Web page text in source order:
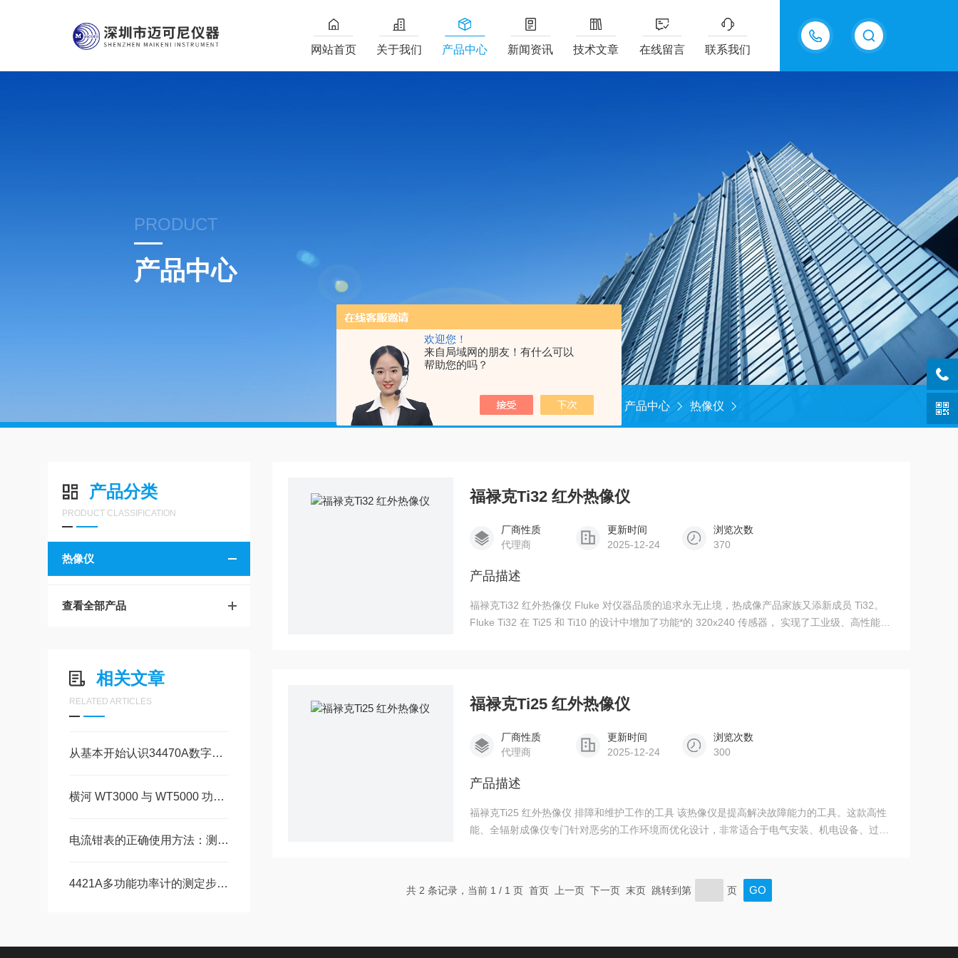
欢迎您！
来自局域网的朋友！有什么可以
帮助您的吗？
13826505971
网站首页 关于我们 产品中心 新闻资讯 技术文章 在线留言 联系我们
PRODUCT
产品中心
当前位置： 产品中心 热像仪
产品分类
PRODUCT CLASSIFICATION
热像仪
查看全部产品
相关文章
RELATED ARTICLES
从基本开始认识34470A数字万用表
横河 WT3000 与 WT5000 功率分析仪：核心区别与选型要点
电流钳表的正确使用方法：测量步骤详解
4421A多功能功率计的测定步骤及使用注意事项
福禄克Ti32 红外热像仪
厂商性质
代理商
更新时间
2025-12-24
浏览次数
370
产品描述
福禄克Ti32 红外热像仪 Fluke 对仪器品质的追求永无止境，热成像产品家族又添新成员 Ti32。
Fluke Ti32 在 Ti25 和 Ti10 的设计中增加了功能*的 320x240 传感器， 实现了工业级、高性能热
福禄克Ti25 红外热像仪
厂商性质
代理商
更新时间
2025-12-24
浏览次数
300
产品描述
福禄克Ti25 红外热像仪 排障和维护工作的工具 该热像仪是提高解决故障能力的工具。这款高性
能、全辐射成像仪专门针对恶劣的工作环境而优化设计，非常适合于电气安装、机电设备、过程
共 2 条记录，当前 1 / 1 页 首页 上一页 下一页 末页 跳转到第 页